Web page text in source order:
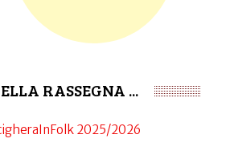
RASSEGNA ...
2025/2026